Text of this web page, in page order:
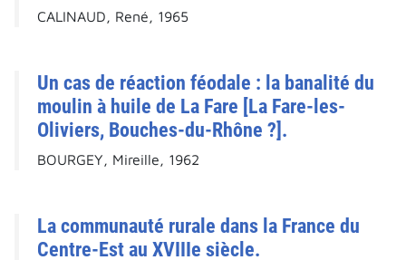
CALINAUD, René, 1965
Un cas de réaction féodale : la banalité du
moulin à huile de La Fare [La Fare-les-
Oliviers, Bouches-du-Rhône ?].
BOURGEY, Mireille, 1962
La communauté rurale dans la France du
Centre-Est au XVIIIe siècle.